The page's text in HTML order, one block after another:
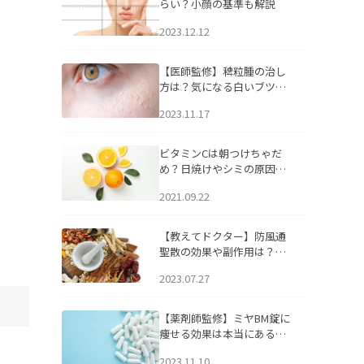
らい？小顔の基準も解説
2023.12.12
【医師監修】稗粒腫の治し
方は？気になる白いブツブ
アについて
2023.11.17
ビタミンCは朝つけちゃだ
め？日焼けやシミの原因に
2021.09.22
【教えてドクター】防風通
聖散の効果や副作用は？長
2023.07.27
【薬剤師監修】ミヤBM錠に
痩せる効果は本当にある